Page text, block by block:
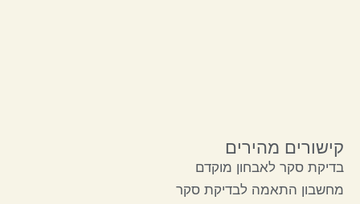
קישורים מהירים
בדיקת סקר לאבחון מוקדם
מחשבון התאמה לבדיקת סקר